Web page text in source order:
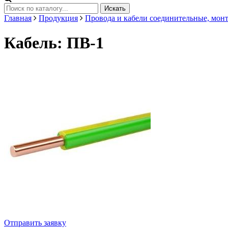
Искать
Главная Продукция Провода и кабели соединительные,
Кабель: ПВ-1
Отправить заявку